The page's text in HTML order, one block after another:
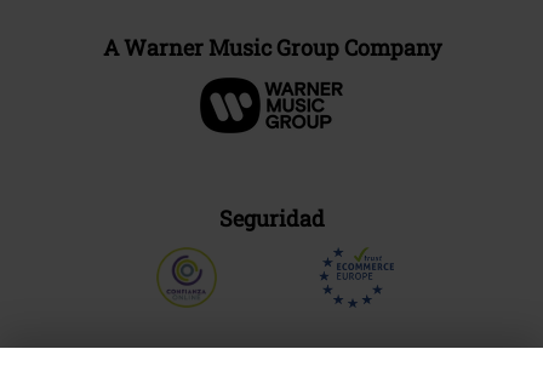
A Warner Music Group Company
Seguridad